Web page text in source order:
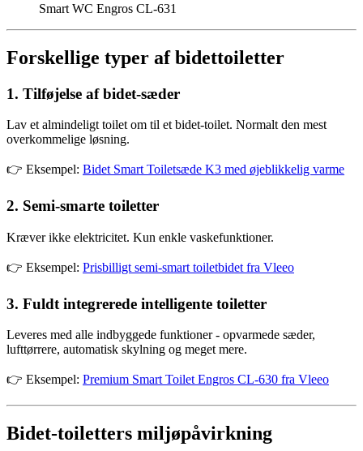
Smart WC Engros CL-631
Forskellige typer af bidettoiletter
1. Tilføjelse af bidet-sæder
Lav et almindeligt toilet om til et bidet-toilet. Normalt den mest
overkommelige løsning.
👉 Eksempel: Bidet Smart Toiletsæde K3 med øjeblikkelig varme
2. Semi-smarte toiletter
Kræver ikke elektricitet. Kun enkle vaskefunktioner.
👉 Eksempel: Prisbilligt semi-smart toiletbidet fra Vleeo
3. Fuldt integrerede intelligente toiletter
Leveres med alle indbyggede funktioner - opvarmede sæder,
lufttørrere, automatisk skylning og meget mere.
👉 Eksempel: Premium Smart Toilet Engros CL-630 fra Vleeo
Bidet-toiletters miljøpåvirkning